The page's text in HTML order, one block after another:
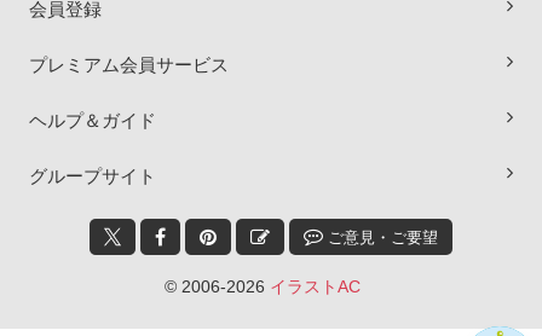
会員登録
プレミアム会員サービス
ヘルプ＆ガイド
グループサイト
ご意見・ご要望
© 2006-2026 イラストAC